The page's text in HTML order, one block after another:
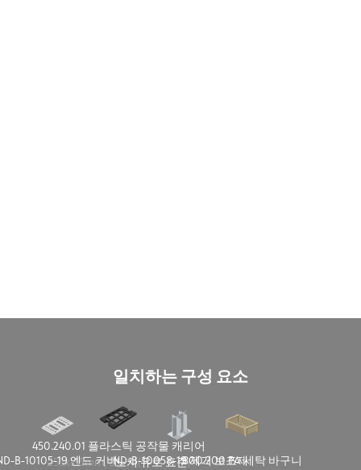
일치하는 구성 요소
B-10105-19 엔드 커버
450.240.01 플라스틱 공작물 캐리어
255x155mm, 6노치(유로 표준)
ND-B-10058-19 제거 보조제
800.200 PA 세탁 바구니